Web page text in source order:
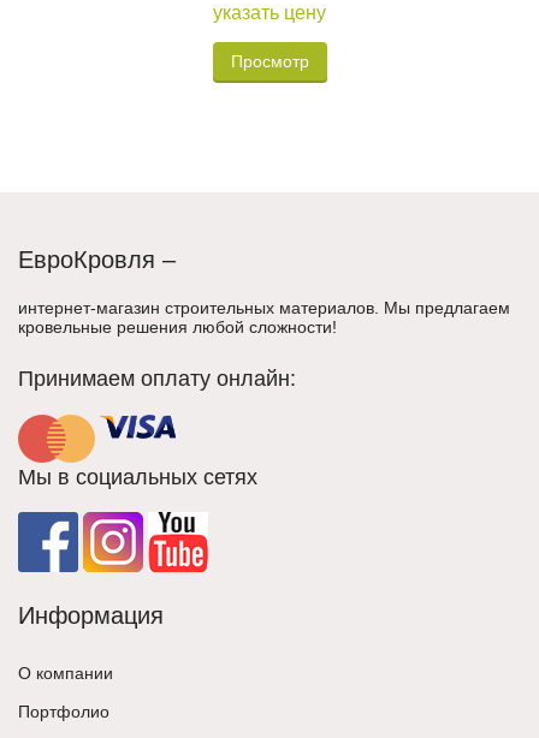
указать цену
Просмотр
ЕвроКровля –
интернет-магазин строительных материалов. Мы предлагаем
кровельные решения любой сложности!
Принимаем оплату онлайн:
Мы в социальных сетях
Информация
О компании
Портфолио